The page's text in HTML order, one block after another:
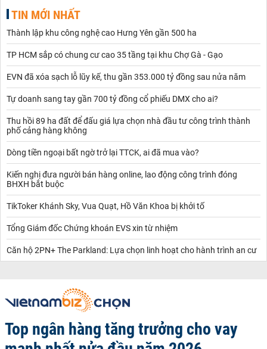
TIN MỚI NHẤT
Thành lập khu công nghệ cao Hưng Yên gần 500 ha
TP HCM sắp có chung cư cao 35 tầng tại khu Chợ Gà - Gạo
EVN đã xóa sạch lỗ lũy kế, thu gần 353.000 tỷ đồng sau nửa năm
Tự doanh sang tay gần 700 tỷ đồng cổ phiếu DMX cho ai?
Thu hồi 89 ha đất để đấu giá lựa chọn nhà đầu tư công trình thành
phố cảng hàng không
Dòng tiền ngoại bất ngờ trở lại TTCK, ai đã mua vào?
Kiến nghị đưa người bán hàng online, lao động công trình đóng
BHXH bắt buộc
TikToker Khánh Sky, Vua Quạt, Hồ Văn Khoa bị khởi tố
Tổng Giám đốc Chứng khoán EVS xin từ nhiệm
Căn hộ 2PN+ The Parkland: Lựa chọn linh hoạt cho hành trình an cư
Top ngân hàng tăng trưởng cho vay